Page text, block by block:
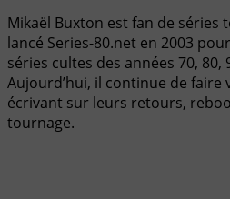
Mikaël Buxton est fan de séries
lancé Series-80.net en 2003
séries cultes des années 70, 80,
Aujourd’hui, il continue de faire
écrivant sur leurs retours,
tournage.